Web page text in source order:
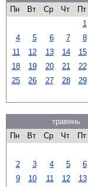
Пн
Вт Ср Чт Пт
1
4
5 6 7 8
11
12 13 14 15
18
19 20 21 22
25
26 27 28 29
травень
Пн
Вт Ср Чт Пт
2
3 4 5 6
9
10 11 12 13